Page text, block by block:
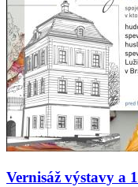
Vernisáž výstavy a